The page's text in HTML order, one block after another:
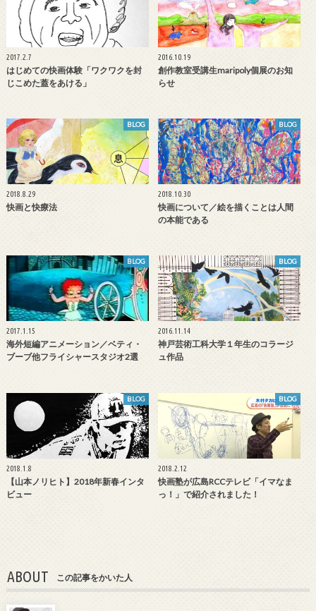
2017.2.7
はじめての快画体験「ワクワクを封
じこめた蓋をあける」
2016.10.19
創作教室受講生maripoly個展のお知
らせ
BLOG
2018.8.29
快画と快療法
BLOG
2018.10.30
快画について／絵を描くことは人間
の本能である
BLOG
2017.1.15
海外短編アニメーション／ベティ・
ブーブ他フライシャースタジオ2選
BLOG
2016.11.14
神戸芸術工科大学１年生のコラージ
ュ作品
BLOG
2018.1.8
【山本ノリヒト】2018年新春インタ
ビュー
BLOG
2018.2.12
快画塾が広島RCCテレビ「イマなま
っ！」で紹介されました！
ABOUT この記事をかいた人